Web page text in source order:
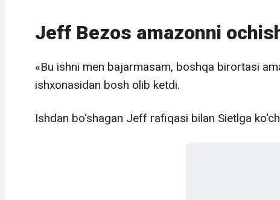
Jeff Bezos amazonni
«Bu ishni men bajarmasam, boshqa birortasi
ishxonasidan bosh olib ketdi.
Ishdan bo‘shagan Jeff rafiqasi bilan Sietlga